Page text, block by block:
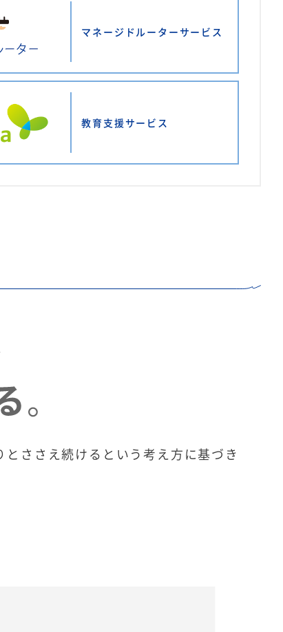
マネージドルーターサービス
教育支援サービス
ささえ続けるという考え方に基づき